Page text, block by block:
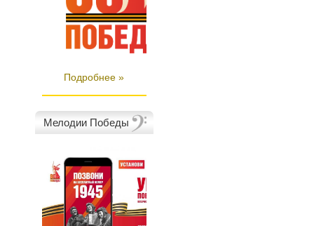
Подробнее »
Мелодии Победы